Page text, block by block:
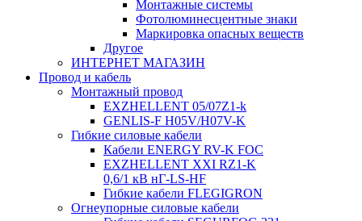
Монтажные системы
Фотолюминесцентные знаки
Маркировка опасных веществ
Другое
ИНТЕРНЕТ МАГАЗИН
Провод и кабель
Монтажный провод
EXZHELLENT 05/07Z1-k
GENLIS-F Н05V/H07V-K
Гибкие силовые кабели
Кабели ENERGY RV-K FOC
EXZHELLENT XXI RZ1-K
0,6/1 кВ нГ-LS-HF
Гибкие кабели FLEGIGRON
Огнеупорные силовые кабели